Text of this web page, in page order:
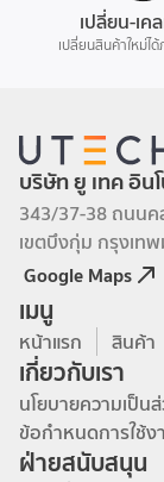
เปลี่ยน-เค
เปลี่ยนสินค้าใหม่ไ
บริษัท ยู เทค อิน
343/37-38 ถนนค
เขตบึงกุ่ม กรุงเท
Google Maps
เมนู
หน้าแรก สินค้า
เกี่ยวกับเรา
นโยบายความเป็น
ข้อกำหนดการใช้ง
ฝ่ายสนับสนุน